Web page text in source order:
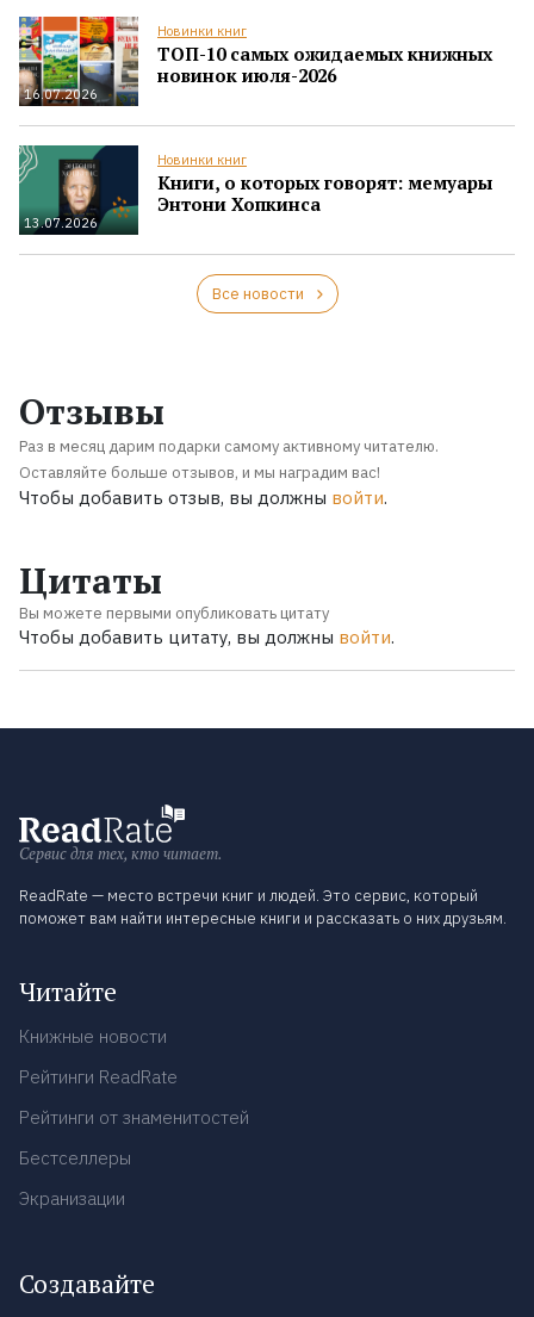
16.07.2026
Новинки книг
ТОП-10 самых ожидаемых книжных
новинок июля-2026
13.07.2026
Новинки книг
Книги, о которых говорят: мемуары
Энтони Хопкинса
Все новости
Отзывы
Раз в месяц дарим подарки самому активному читателю.
Оставляйте больше отзывов, и мы наградим вас!
Чтобы добавить отзыв, вы должны войти.
Цитаты
Вы можете первыми опубликовать цитату
Чтобы добавить цитату, вы должны войти.
Сервис для тех, кто читает.
ReadRate — место встречи книг и людей. Это сервис, который
поможет вам найти интересные книги и рассказать о них друзьям.
Читайте
Книжные новости
Рейтинги ReadRate
Рейтинги от знаменитостей
Бестселлеры
Экранизации
Создавайте